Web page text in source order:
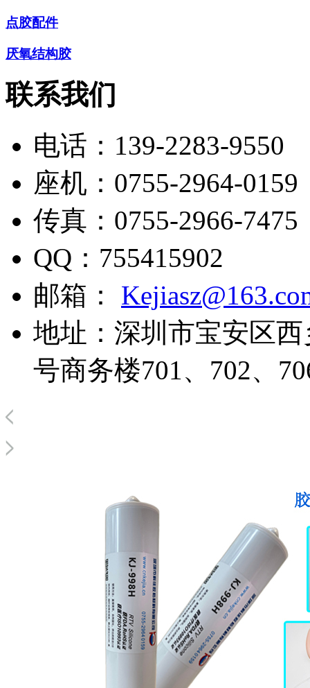
点胶配件
厌氧结构胶
联系我们
电话： 139-2283-9550
座机： 0755-2964-0159
传真： 0755-2966-7475
QQ： 755415902
邮箱：
地址： 深圳市宝安区
号商务楼701、702、